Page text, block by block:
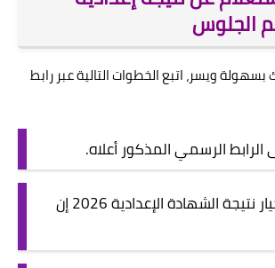
الجلوس
ويسر، اتبع الخطوات التالية عبر رابط
الرسمي المذكور أعلاه.
البحث عن خيار نتيجة الشهادة الإعدادية 2026 إن